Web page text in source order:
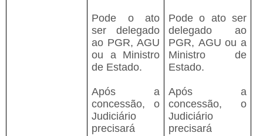
Pode o ato
ser delegado
ao PGR, AGU
ou a Ministro
de Estado.
Após a
concessão, o
Judiciário
precisará
Pode o ato ser
delegado ao
PGR, AGU ou a
Ministro de
Estado.
Após a
concessão, o
Judiciário
precisará